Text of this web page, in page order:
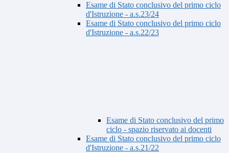
Esame di Stato conclusivo del primo ciclo
d'Istruzione - a.s.23/24
Esame di Stato conclusivo del primo ciclo
d'Istruzione - a.s.22/23
Esame di Stato conclusivo del primo
ciclo - spazio riservato ai docenti
Esame di Stato conclusivo del primo ciclo
d'Istruzione - a.s.21/22